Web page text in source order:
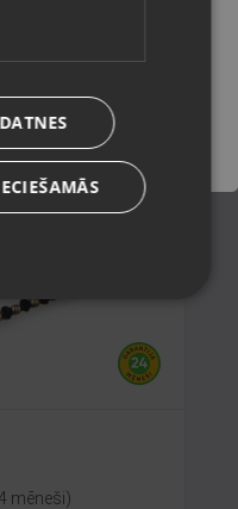
mēneši)
mēneši)